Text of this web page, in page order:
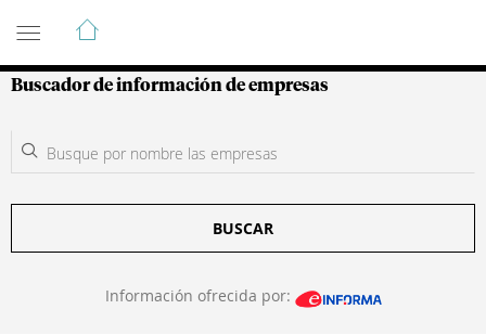
Guía de Empresas Colombianas
Buscador de información de empresas
BUSCAR
Información ofrecida por: